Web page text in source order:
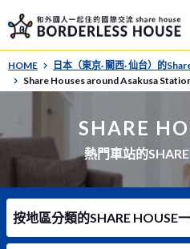
HOME 日本（東京· 關西· 仙台）的
Share Houses around Asakusa
SHARE
熱門車站的
按地區分類的SHARE HOUSE